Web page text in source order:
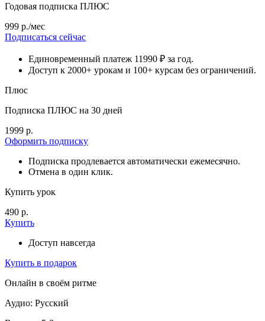
Годовая подписка ПЛЮС
999 р./мес
Подписаться сейчас
Единовременный платеж 11990 ₽ за год.
Доступ к 2000+ урокам и 100+ курсам без ограничений.
Плюс
Подписка ПЛЮС на 30 дней
1999 р.
Оформить подписку
Подписка продлевается автоматически ежемесячно.
Отмена в один клик.
Купить урок
490 р.
Купить
Доступ навсегда
Купить в подарок
Онлайн в своём ритме
Аудио: Русский